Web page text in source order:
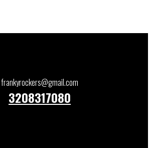
frankyrockers@gmail.com
3208317080